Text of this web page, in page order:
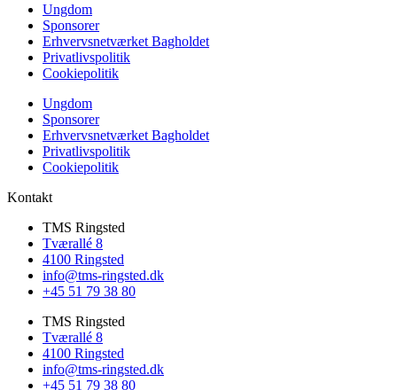
Ungdom
Sponsorer
Erhvervsnetværket Bagholdet
Privatlivspolitik
Cookiepolitik
Ungdom
Sponsorer
Erhvervsnetværket Bagholdet
Privatlivspolitik
Cookiepolitik
Kontakt
TMS Ringsted
Tværallé 8
4100 Ringsted
info@tms-ringsted.dk
+45 51 79 38 80
TMS Ringsted
Tværallé 8
4100 Ringsted
info@tms-ringsted.dk
+45 51 79 38 80